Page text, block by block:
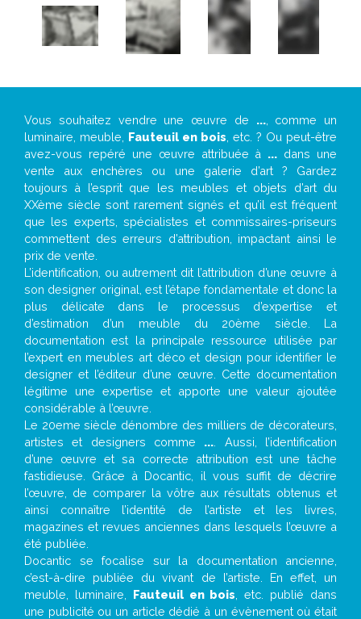
Vous souhaitez vendre une œuvre de ..., comme un
luminaire, meuble, Fauteuil en bois , etc. ? Ou peut-être
avez-vous repéré une œuvre attribuée à ... dans une
vente aux enchères ou une galerie d’art ? Gardez
toujours à l’esprit que les meubles et objets d’art du
XXème siècle sont rarement signés et qu’il est fréquent
que les experts, spécialistes et commissaires-priseurs
commettent des erreurs d’attribution, impactant ainsi le
prix de vente.
L’identification, ou autrement dit l’attribution d’une œuvre à
son designer original, est l’étape fondamentale et donc la
plus délicate dans le processus d’expertise et
d’estimation d’un meuble du 20ème siècle. La
documentation est la principale ressource utilisée par
l’expert en meubles art déco et design pour identifier le
designer et l’éditeur d’une œuvre. Cette documentation
légitime une expertise et apporte une valeur ajoutée
considérable à l’œuvre.
Le 20eme siècle dénombre des milliers de décorateurs,
artistes et designers comme ... . Aussi, l’identification
d’une œuvre et sa correcte attribution est une tâche
fastidieuse. Grâce à Docantic, il vous suffit de décrire
l’œuvre, de comparer la vôtre aux résultats obtenus et
ainsi connaître l’identité de l’artiste et les livres,
magazines et revues anciennes dans lesquels l’œuvre a
été publiée.
Docantic se focalise sur la documentation ancienne,
c’est-à-dire publiée du vivant de l’artiste. En effet, un
meuble, luminaire, Fauteuil en bois , etc. publié dans
une publicité ou un article dédié à un évènement où était